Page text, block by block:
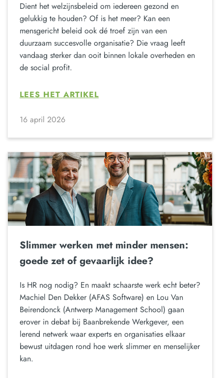
Dient het welzijnsbeleid om iedereen gezond en
gelukkig te houden? Of is het meer? Kan een
mensgericht beleid ook dé troef zijn van een
duurzaam succesvolle organisatie? Die vraag leeft
vandaag sterker dan ooit binnen lokale overheden en
de social profit.
LEES HET ARTIKEL
16 april 2026
Slimmer werken met minder mensen:
goede zet of gevaarlijk idee?
Is HR nog nodig? En maakt schaarste werk echt beter?
Machiel Den Dekker (AFAS Software) en Lou Van
Beirendonck (Antwerp Management School) gaan
erover in debat bij Baanbrekende Werkgever, een
lerend netwerk waar experts en organisaties elkaar
bewust uitdagen rond hoe werk slimmer en menselijker
kan.